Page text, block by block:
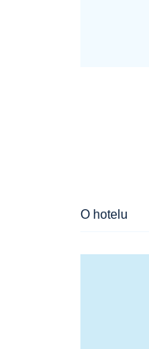
O hotelu